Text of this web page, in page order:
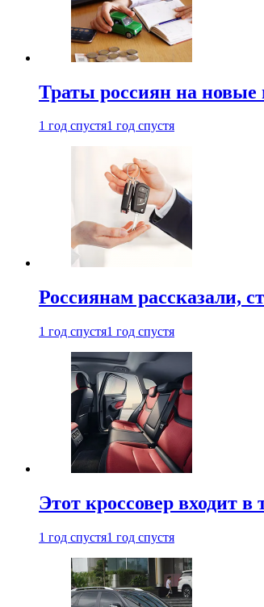
Траты россиян на
1 год спустя1 год спустя
Россиянам рассказали,
1 год спустя1 год спустя
Этот кроссовер входит
1 год спустя1 год спустя